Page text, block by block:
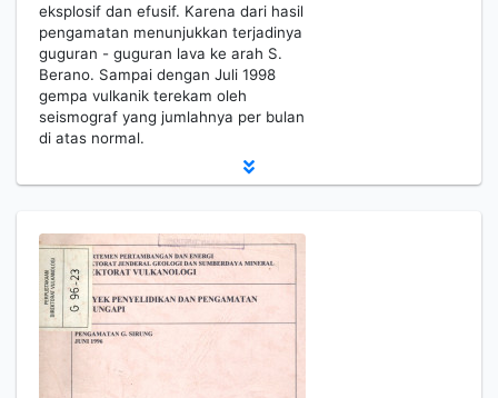
eksplosif dan efusif. Karena dari hasil
pengamatan menunjukkan terjadinya
guguran - guguran lava ke arah S.
Berano. Sampai dengan Juli 1998
gempa vulkanik terekam oleh
seismograf yang jumlahnya per bulan
di atas normal.